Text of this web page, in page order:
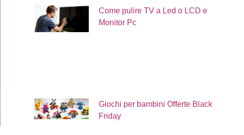
Come pulire TV a Led o LCD e
Monitor Pc
Giochi per bambini Offerte Black
Friday